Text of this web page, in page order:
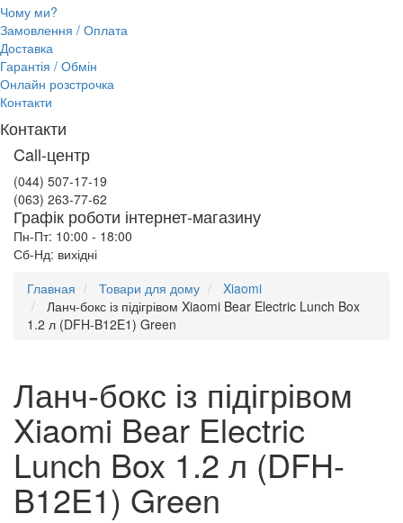
Чому ми?
Замовлення / Оплата
Доставка
Гарантія / Обмін
Онлайн розстрочка
Контакти
Контакти
Call-центр
(044) 507-17-19
(063) 263-77-62
Графік роботи інтернет-магазину
Пн-Пт: 10:00 - 18:00
Сб-Нд: вихідні
Главная
Товари для дому
Xiaomi
Ланч-бокс із підігрівом Xiaomi Bear Electric Lunch Box
1.2 л (DFH-B12E1) Green
Ланч-бокс із підігрівом
Xiaomi Bear Electric
Lunch Box 1.2 л (DFH-
B12E1) Green